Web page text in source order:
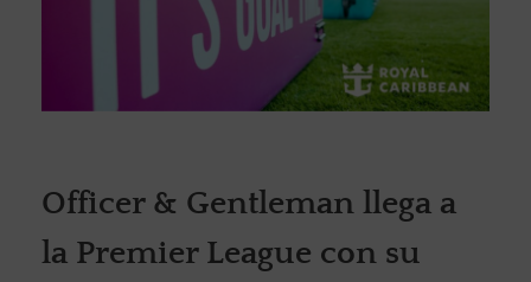
Officer & Gentleman llega a
la Premier League con su